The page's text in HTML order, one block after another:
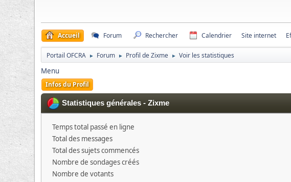
Accueil Forum Rechercher Calendrier Site internet
Portail OFCRA ► Forum ► Profil de Zixme ► Voir les statistiques
Menu
Infos du Profil
Statistiques générales - Zixme
Temps total passé en ligne
Total des messages
Total des sujets commencés
Nombre de sondages créés
Nombre de votants